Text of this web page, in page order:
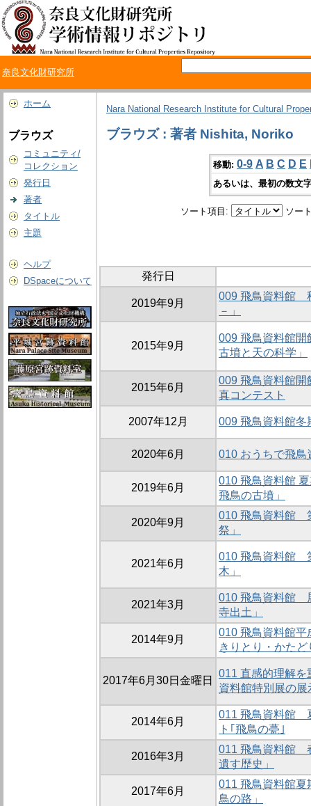
奈良文化財研究所
ホーム
ブラウズ
コミュニティ/
コレクション
発行日
著者
タイトル
主題
ヘルプ
DSpaceについて
Nara National Research Institute for Cultural
ブラウズ : 著者 Nishita, Noriko
移動: 0-9 A B C D E
あるいは、最初の数文
ソート項目: ソー
発行日
2019年9月
009 飛鳥資料館
－」
2015年9月
009 飛鳥資料館開
古墳と天の科学」
2015年6月
009 飛鳥資料館開
真コンテスト
2007年12月 009 飛鳥資料館冬
2020年6月 010 おうちで飛鳥
2019年6月
010 飛鳥資料館
飛鳥の古墳」
2020年9月
010 飛鳥資料館
祭」
2021年6月
010 飛鳥資料館
木」
2021年3月
010 飛鳥資料館
寺出土」
2014年9月
010 飛鳥資料館平
きりとり・かた
2017年6月30日金曜日
011 直感的理解を
資料館特別展の展
2014年6月
011 飛鳥資料館
ト｢飛鳥の甍｣
2016年3月
011 飛鳥資料館
遺す歴史」
2017年6月
011 飛鳥資料館夏
鳥の路」